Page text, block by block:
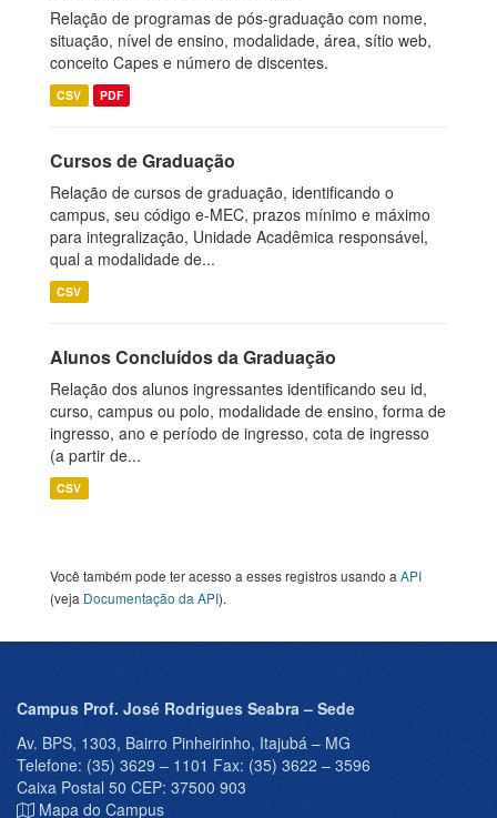
Relação de programas de pós-graduação com nome,
situação, nível de ensino, modalidade, área, sítio web,
conceito Capes e número de discentes.
CSV PDF
Cursos de Graduação
Relação de cursos de graduação, identificando o
campus, seu código e-MEC, prazos mínimo e máximo
para integralização, Unidade Acadêmica responsável,
qual a modalidade de...
CSV
Alunos Concluídos da Graduação
Relação dos alunos ingressantes identificando seu id,
curso, campus ou polo, modalidade de ensino, forma de
ingresso, ano e período de ingresso, cota de ingresso
(a partir de...
CSV
Você também pode ter acesso a esses registros usando a API
(veja Documentação da API).
Campus Prof. José Rodrigues Seabra – Sede
Av. BPS, 1303, Bairro Pinheirinho, Itajubá – MG
Telefone: (35) 3629 – 1101 Fax: (35) 3622 – 3596
Caixa Postal 50 CEP: 37500 903
Mapa do Campus